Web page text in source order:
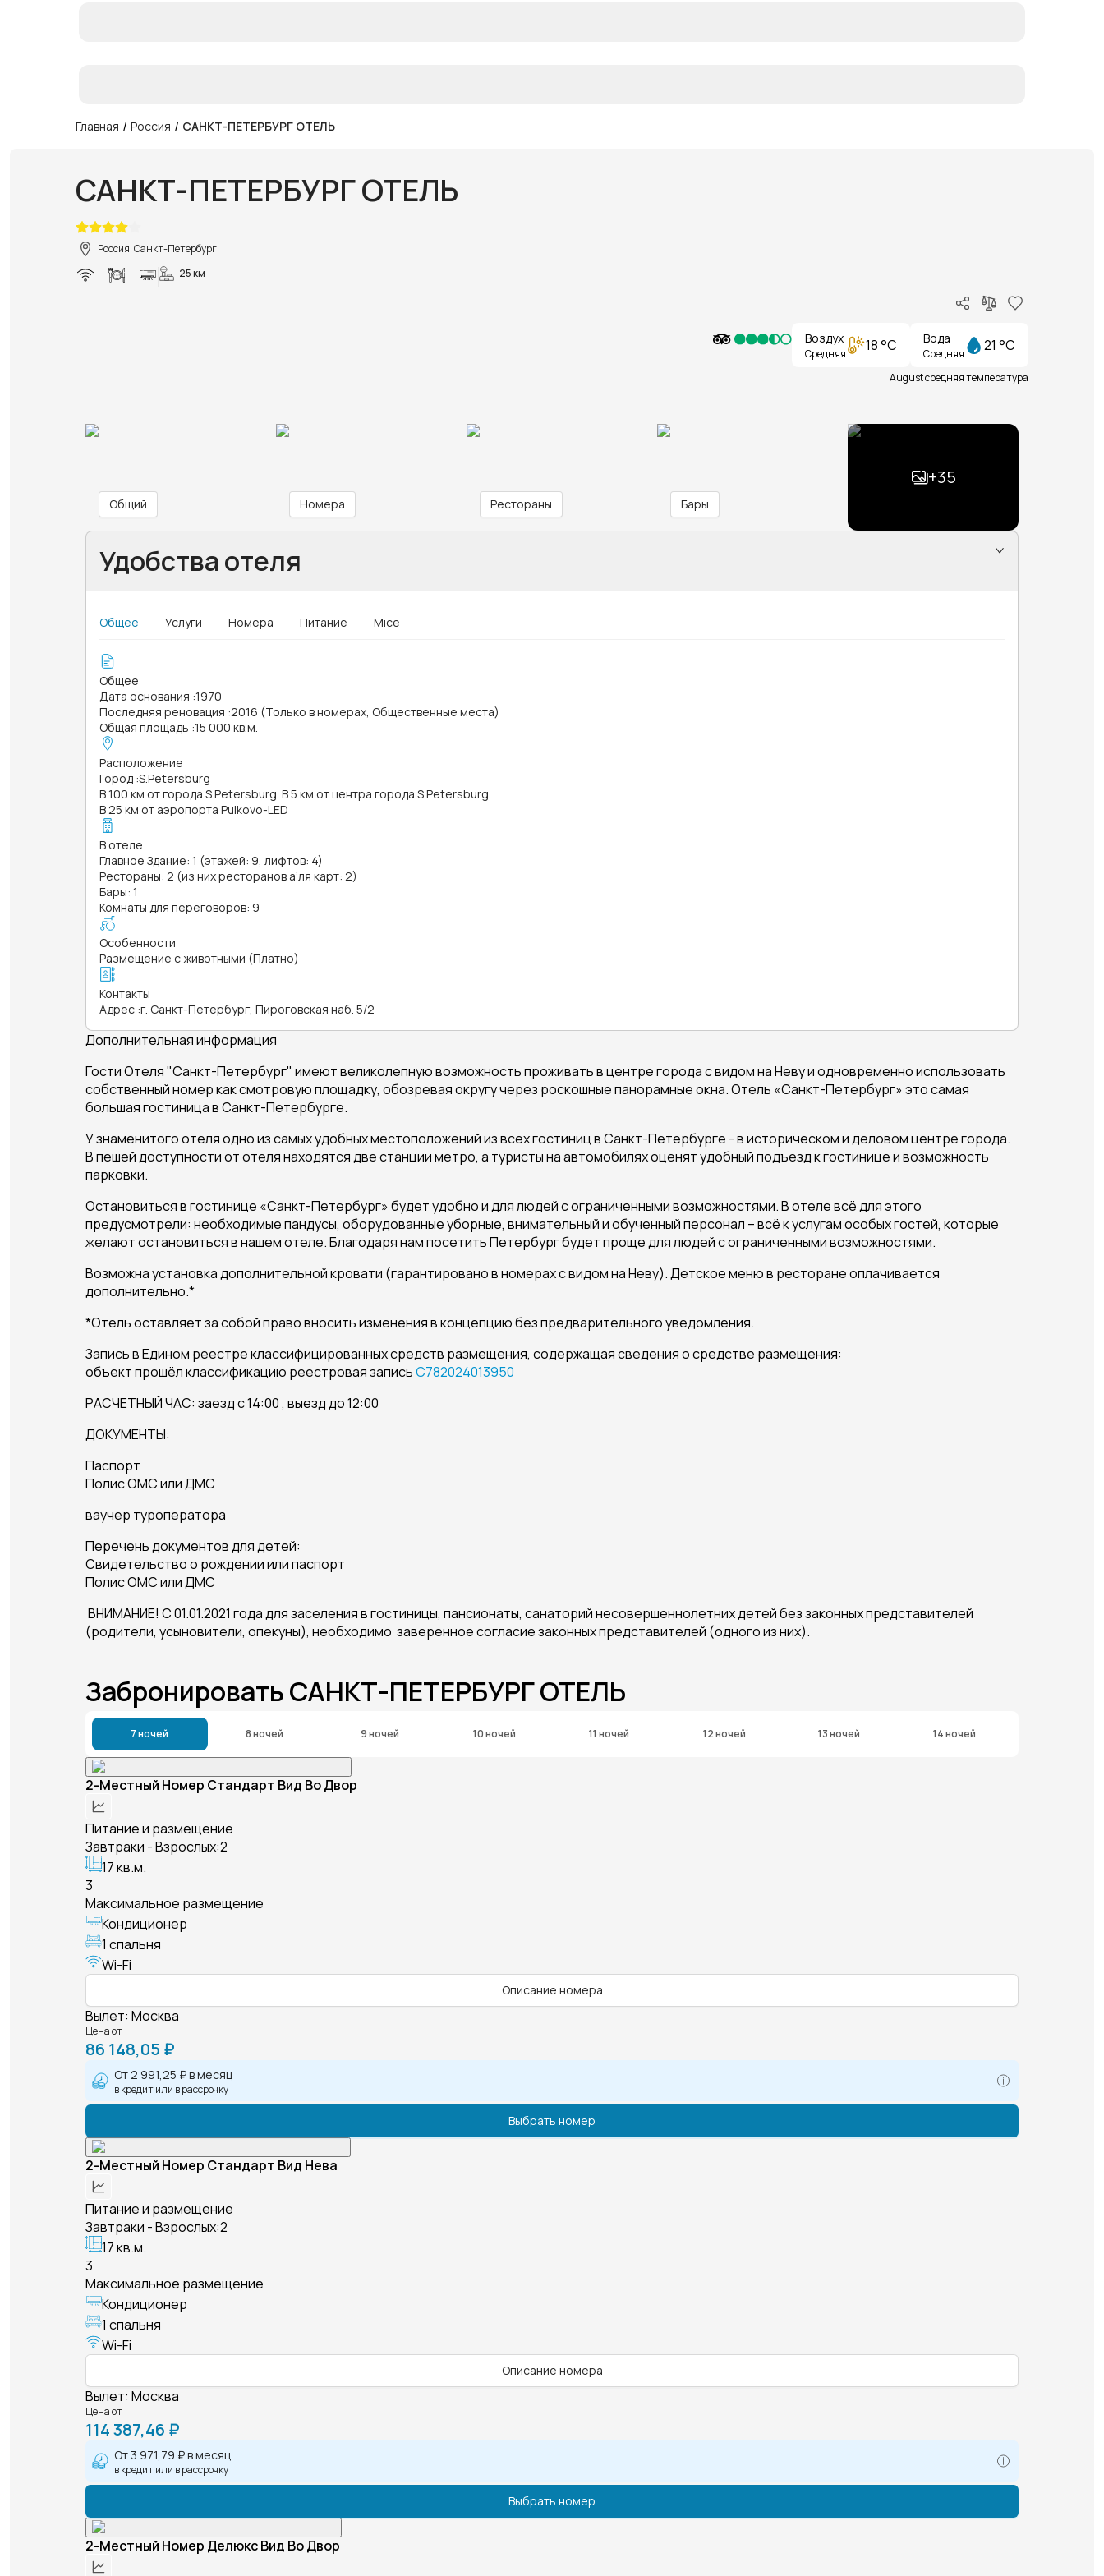
Главная / Россия / САНКТ-ПЕТЕРБУРГ ОТЕЛЬ
САНКТ-ПЕТЕРБУРГ ОТЕЛЬ
Россия, Санкт-Петербург
25 км
Воздух
Средняя 18 °C Вода
Средняя 21 °C
August средняя температура
Общий Номера Рестораны Бары
+35
Удобства отеля
Общее Услуги Номера Питание Mice
Общее
Дата основания :1970
Последняя реновация :2016 (Только в номерах, Общественные места)
Общая площадь :15 000 кв.м.
Расположение
Город :S.Petersburg
В 100 км от города S.Petersburg. В 5 км от центра города S.Petersburg
В 25 км от аэропорта Pulkovo-LED
В отеле
Главное Здание: 1 (этажей: 9, лифтов: 4)
Рестораны: 2 (из них ресторанов а’ля карт: 2)
Бары: 1
Комнаты для переговоров: 9
Особенности
Размещение с животными (Платно)
Контакты
Адрес :г. Санкт-Петербург, Пироговская наб. 5/2
Дополнительная информация
Гости Отеля "Санкт-Петербург" имеют великолепную возможность проживать в центре города с видом на Неву и одновременно использовать
собственный номер как смотровую площадку, обозревая округу через роскошные панорамные окна. Отель «Санкт-Петербург» это самая
большая гостиница в Санкт-Петербурге.
У знаменитого отеля одно из самых удобных местоположений из всех гостиниц в Санкт-Петербурге - в историческом и деловом центре города.
В пешей доступности от отеля находятся две станции метро, а туристы на автомобилях оценят удобный подъезд к гостинице и возможность
парковки.
Остановиться в гостинице «Санкт-Петербург» будет удобно и для людей с ограниченными возможностями. В отеле всё для этого
предусмотрели: необходимые пандусы, оборудованные уборные, внимательный и обученный персонал – всё к услугам особых гостей, которые
желают остановиться в нашем отеле. Благодаря нам посетить Петербург будет проще для людей с ограниченными возможностями.
Возможна установка дополнительной кровати (гарантировано в номерах с видом на Неву). Детское меню в ресторане оплачивается
дополнительно.*
*Отель оставляет за собой право вносить изменения в концепцию без предварительного уведомления.
Запись в Едином реестре классифицированных средств размещения, содержащая сведения о средстве размещения:
объект прошёл классификацию реестровая записьС782024013950
РАСЧЕТНЫЙ ЧАС: заезд с 14:00 , выезд до 12:00
ДОКУМЕНТЫ:
Паспорт
Полис ОМС или ДМС
ваучер туроператора
Перечень документов для детей:
Свидетельство о рождении или паспорт
Полис ОМС или ДМС
ВНИМАНИЕ! С 01.01.2021 года для заселения в гостиницы, пансионаты, санаторий несовершеннолетних детей без законных представителей
(родители, усыновители, опекуны), необходимо заверенное согласие законных представителей (одного из них).
Забронировать САНКТ-ПЕТЕРБУРГ ОТЕЛЬ
7 ночей 8 ночей 9 ночей 10 ночей 11 ночей 12 ночей 13 ночей 14 ночей
2-Местный Номер Стандарт Вид Во Двор
Питание и размещение
Завтраки - Взрослых:2
17 кв.м.
3
Максимальное размещение
Кондиционер
1 спальня
Wi-Fi
Описание номера
Вылет: Москва
Цена от
86 148,05 ₽
От 2 991,25 ₽в месяц
в кредит или в рассрочку
Выбрать номер
2-Местный Номер Стандарт Вид Нева
Питание и размещение
Завтраки - Взрослых:2
17 кв.м.
3
Максимальное размещение
Кондиционер
1 спальня
Wi-Fi
Описание номера
Вылет: Москва
Цена от
114 387,46 ₽
От 3 971,79 ₽в месяц
в кредит или в рассрочку
Выбрать номер
2-Местный Номер Делюкс Вид Во Двор